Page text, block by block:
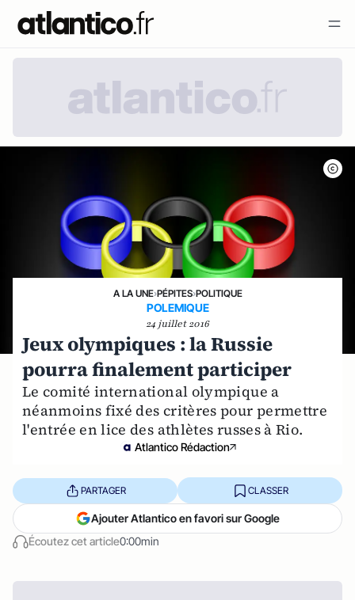
A LA UNE›PÉPITES›POLITIQUE
POLEMIQUE
24 juillet 2016
Jeux olympiques : la Russie
pourra finalement participer
Le comité international olympique a
néanmoins fixé des critères pour permettre
l'entrée en lice des athlètes russes à Rio.
Atlantico Rédaction
Écoutez cet article0:00min
PARTAGER CLASSER
Ajouter Atlantico en favori sur Google